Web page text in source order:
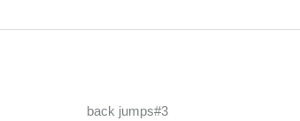
back jumps#3